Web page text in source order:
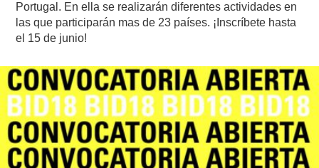
Portugal. En ella se realizarán diferentes actividades en
las que participarán mas de 23 países. ¡Inscríbete hasta
el 15 de junio!